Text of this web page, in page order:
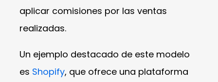
aplicar comisiones por las ventas
realizadas.
Un ejemplo destacado de este modelo
es Shopify, que ofrece una plataforma